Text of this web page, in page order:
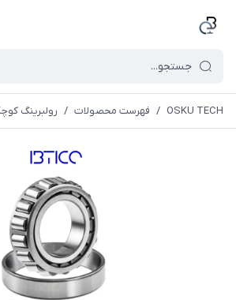
OSKU TECH
/ فهرست محصولات / رولبرینگ